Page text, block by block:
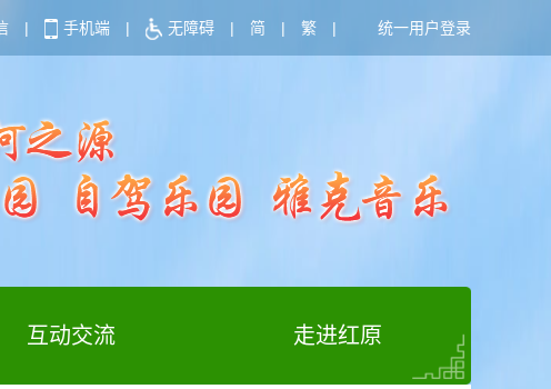
| 手机端 | 无障碍 | 简 | 繁 | 统一用户登录
互动交流 走进红原